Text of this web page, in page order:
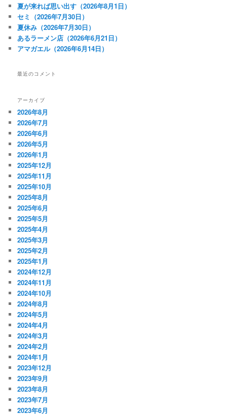
夏が来れば思い出す（2026年8月1日）
セミ（2026年7月30日）
夏休み（2026年7月30日）
あるラーメン店（2026年6月21日）
アマガエル（2026年6月14日）
最近のコメント
アーカイブ
2026年8月
2026年7月
2026年6月
2026年5月
2026年1月
2025年12月
2025年11月
2025年10月
2025年8月
2025年6月
2025年5月
2025年4月
2025年3月
2025年2月
2025年1月
2024年12月
2024年11月
2024年10月
2024年8月
2024年5月
2024年4月
2024年3月
2024年2月
2024年1月
2023年12月
2023年9月
2023年8月
2023年7月
2023年6月